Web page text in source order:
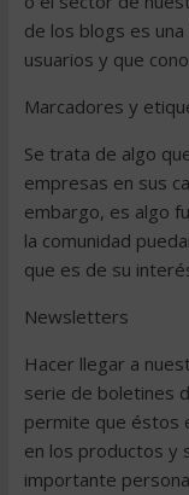
de los blogs es
usuarios y que
Marcadores y
Se trata de algo
empresas en sus
embargo, es algo
la comunidad
que es de su
Newsletters
Hacer llegar a
serie de boletines
permite que éstos
en los productos y
importante